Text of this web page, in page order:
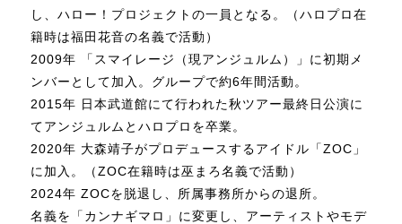
し、ハロー！プロジェクトの一員となる。（ハロプロ在
籍時は福田花音の名義で活動）
2009年 「スマイレージ（現アンジュルム）」に初期メ
ンバーとして加入。グループで約6年間活動。
2015年 日本武道館にて行われた秋ツアー最終日公演に
てアンジュルムとハロプロを卒業。
2020年 大森靖子がプロデュースするアイドル「ZOC」
に加入。（ZOC在籍時は巫まろ名義で活動）
2024年 ZOCを脱退し、所属事務所からの退所。
名義を「カンナギマロ」に変更し、アーティストやモデ